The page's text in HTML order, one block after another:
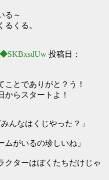
る～
るくる。
◆SKBxsdUw 投稿日：
とでありがと？う！
からスタートよ！
んなはくじやった？」
がいるの珍しいね」
クターはぼくたちだけじゃ